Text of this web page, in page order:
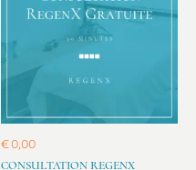
€0,00
CONSULTATION REGENX